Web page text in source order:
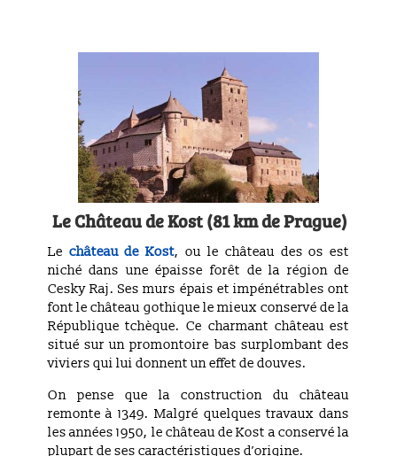
Le Châteaude Kost (81 km de Prague)
Le château de Kost, ou le château des os est
niché dans une épaisse forêt de la région de
Cesky Raj. Ses murs épais et impénétrables ont
font le château gothique le mieux conservé de la
République tchèque. Ce charmant château est
situé sur un promontoire bas surplombant des
viviers qui lui donnent un effet de douves.
On pense que la construction du château
remonte à 1349. Malgré quelques travaux dans
les années 1950, le château de Kost a conservé la
plupart de ses caractéristiques d’origine.